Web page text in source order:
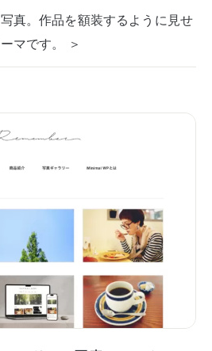
真。作品を額装するように見せ
マです。 ＞